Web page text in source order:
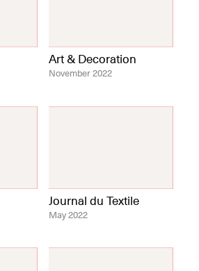
Art & Decoration
November 2022
Journal du Textile
May 2022